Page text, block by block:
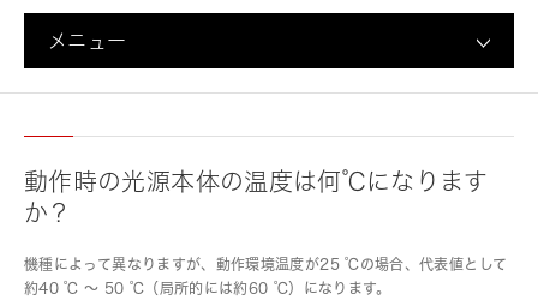
メニュー
動作時の光源本体の温度は何℃になります
か？
機種によって異なりますが、動作環境温度が25 ℃の場合、代表値として
約40 ℃ ～ 50 ℃（局所的には約60 ℃）になります。